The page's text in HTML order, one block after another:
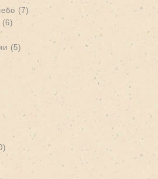
небо filter
(7) Apply Там, где живёт небо filter
filter
(6) Apply Нежные чувства filter
В гармонии filter
filter
(5) Apply Высокие вибрации filter
Атриум filter
Apply Black&White filter
Sepia-Calm filter
Apply Без адресата filter